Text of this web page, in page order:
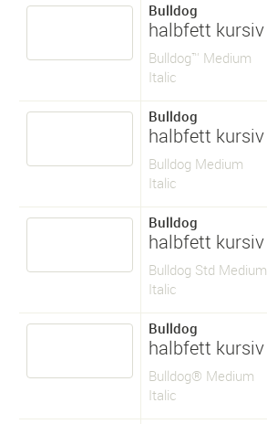
Bulldog
halbfett kursiv
Bulldog™ Medium
Italic
Bulldog
halbfett kursiv
Bulldog Medium
Italic
Bulldog
halbfett kursiv
Bulldog Std Medium
Italic
Bulldog
halbfett kursiv
Bulldog® Medium
Italic